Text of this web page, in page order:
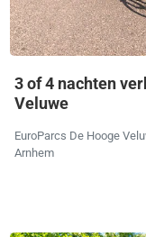
3 of 4 nachten
Veluwe
EuroParcs De Hooge
Arnhem